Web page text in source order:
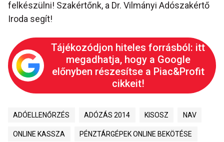
felkészülni! Szakértőnk, a Dr. Vilmányi Adószakértő
Iroda segít!
Tájékozódjon hiteles forrásból: itt
megadhatja, hogy a Google
előnyben részesítse a Piac&Profit
cikkeit!
ADÓELLENŐRZÉS ADÓZÁS 2014 KISOSZ NAV
ONLINE KASSZA PÉNZTÁRGÉPEK ONLINE BEKÖTÉSE